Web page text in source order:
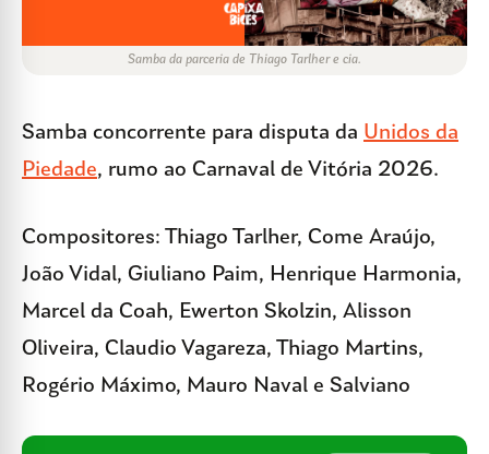
Samba da parceria de Thiago Tarlher e cia.
Samba concorrente para disputa da Unidos da
Piedade, rumo ao Carnaval de Vitória 2026.
Compositores: Thiago Tarlher, Come Araújo,
João Vidal, Giuliano Paim, Henrique Harmonia,
Marcel da Coah, Ewerton Skolzin, Alisson
Oliveira, Claudio Vagareza, Thiago Martins,
Rogério Máximo, Mauro Naval e Salviano